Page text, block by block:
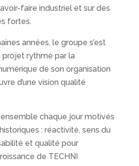
faire industriel et sur des
fortes.
années, le groupe s’est
projet rythmé par la
de son organisation
d’une vision qualité
chaque jour motivés
: réactivité, sens du
et qualité pour
de TECHNI